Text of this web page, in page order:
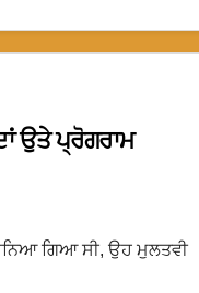
ਉਤੇ ਪ੍ਰੋਗਰਾਮ
ਗਿਆ ਸੀ, ਉਹ ਮੁਲਤਵੀ